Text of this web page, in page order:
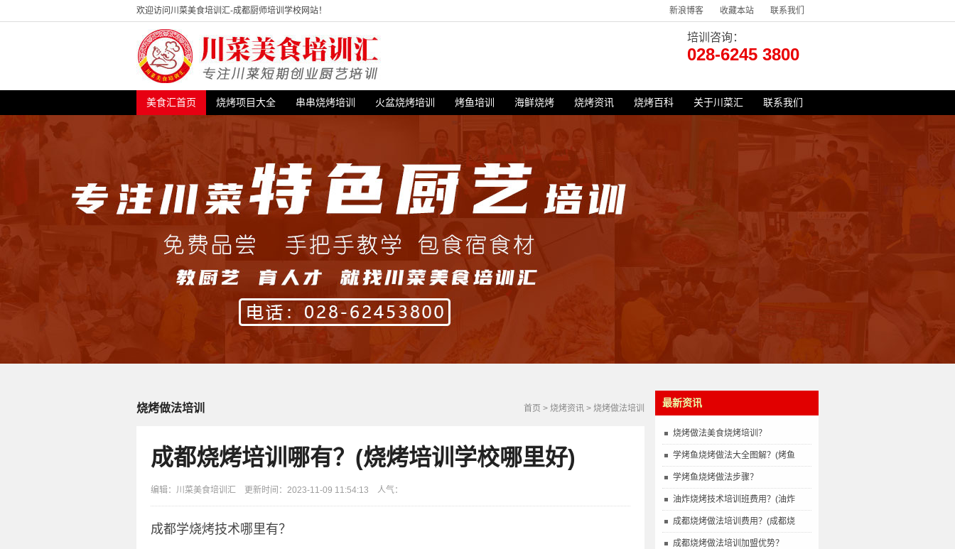
新浪博客 收藏本站 联系我们
欢迎访问川菜美食培训汇-成都厨师培训学校网站！
培训咨询：
028-6245 3800
美食汇首页 烧烤项目大全 串串烧烤培训 火盆烧烤培训 烤鱼培训 海鲜烧烤 烧烤资讯 烧烤百科 关于川菜汇 联系我们
最新资讯
烧烤做法美食烧烤培训？
学烤鱼烧烤做法大全图解？(烤鱼
学烤鱼烧烤做法步骤？
油炸烧烤技术培训班费用？(油炸
成都烧烤做法培训费用？(成都烧
成都烧烤做法培训加盟优势？
首页 > 烧烤资讯 > 烧烤做法培训
烧烤做法培训
成都烧烤培训哪有？(烧烤培训学校哪里好)
编辑：川菜美食培训汇 更新时间：2023-11-09 11:54:13 人气：
成都学烧烤技术哪里有？